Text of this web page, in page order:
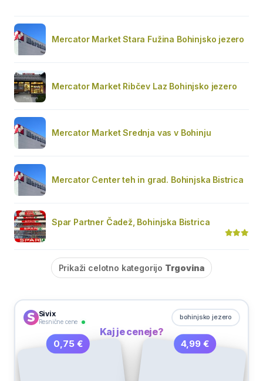
Mercator Market Stara Fužina Bohinjsko jezero
Mercator Market Ribčev Laz Bohinjsko jezero
Mercator Market Srednja vas v Bohinju
Mercator Center teh in grad. Bohinjska Bistrica
Spar Partner Čadež, Bohinjska Bistrica
Prikaži celotno kategorijo Trgovina
Sivix
Resnične cene
bohinjsko jezero
Kaj je ceneje?
0,75 € 4,99 €